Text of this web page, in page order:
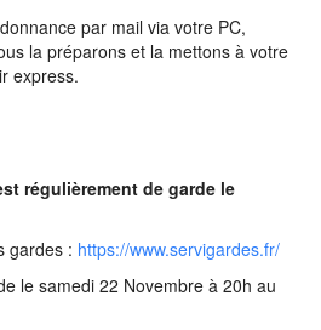
par mail via votre PC,
la préparons et la mettons à votre
express.
régulièrement de garde le
gardes : https://www.servigardes.fr/
le samedi 22 Novembre à 20h au